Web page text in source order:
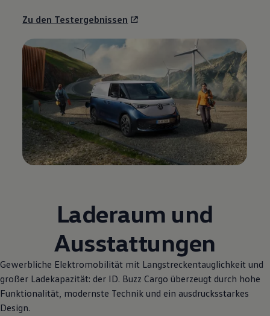
Zu den Testergebnissen
Laderaum und
Ausstattungen
Gewerbliche Elektromobilität mit Langstreckentauglichkeit und
großer Ladekapazität: der ID. Buzz Cargo überzeugt durch hohe
Funktionalität, modernste Technik und ein ausdrucksstarkes
Design.